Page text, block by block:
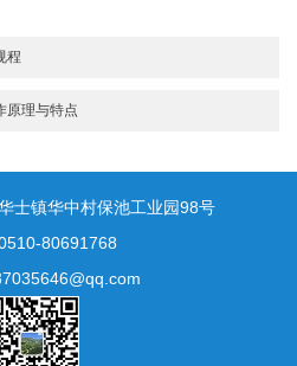
程
原理与特点
士镇华中村保池工业园98号
80691768